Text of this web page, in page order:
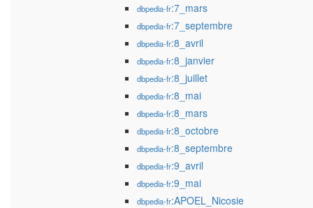
dbpedia-fr:7_mars
dbpedia-fr:7_septembre
dbpedia-fr:8_avril
dbpedia-fr:8_janvier
dbpedia-fr:8_juillet
dbpedia-fr:8_mai
dbpedia-fr:8_mars
dbpedia-fr:8_octobre
dbpedia-fr:8_septembre
dbpedia-fr:9_avril
dbpedia-fr:9_mai
dbpedia-fr:APOEL_Nicosie